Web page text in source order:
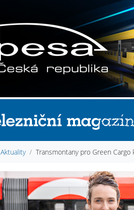
Aktuality Transmontany pro Green Cargo